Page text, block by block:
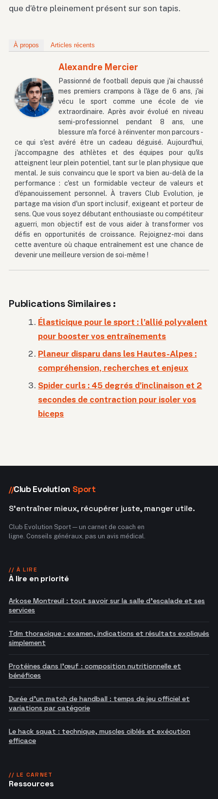
que d’être pleinement présent sur son tapis.
À propos Articles récents
Alexandre Mercier
Passionné de football depuis que j'ai chaussé
mes premiers crampons à l'âge de 6 ans, j'ai
vécu le sport comme une école de vie
extraordinaire. Après avoir évolué en niveau
semi-professionnel pendant 8 ans, une
blessure m'a forcé à réinventer mon parcours -
ce qui s'est avéré être un cadeau déguisé. Aujourd'hui,
j'accompagne des athlètes et des équipes pour qu'ils
atteignent leur plein potentiel, tant sur le plan physique que
mental. Je suis convaincu que le sport va bien au-delà de la
performance : c'est un formidable vecteur de valeurs et
d'épanouissement personnel. À travers Club Evolution, je
partage ma vision d'un sport inclusif, exigeant et porteur de
sens. Que vous soyez débutant enthousiaste ou compétiteur
aguerri, mon objectif est de vous aider à transformer vos
défis en opportunités de croissance. Rejoignez-moi dans
cette aventure où chaque entraînement est une chance de
devenir une meilleure version de soi-même !
Publications Similaires :
Élasticique pour le sport : l’allié polyvalent
pour booster vos entraînements
Planeur disparu dans les Hautes-Alpes :
compréhension, recherches et enjeux
Spider curls : 45 degrés d’inclinaison et 2
secondes de contraction pour isoler vos
biceps
//Club Evolution Sport
S'entraîner mieux, récupérer juste, manger utile.
Club Evolution Sport — un carnet de coach en
ligne. Conseils généraux, pas un avis médical.
// À LIRE
À lire en priorité
Arkose Montreuil : tout savoir sur la salle d'escalade et ses
services
Tdm thoracique : examen, indications et résultats expliqués
simplement
Protéines dans l'œuf : composition nutritionnelle et
bénéfices
Durée d'un match de handball : temps de jeu officiel et
variations par catégorie
Le hack squat : technique, muscles ciblés et exécution
efficace
// LE CARNET
Ressources